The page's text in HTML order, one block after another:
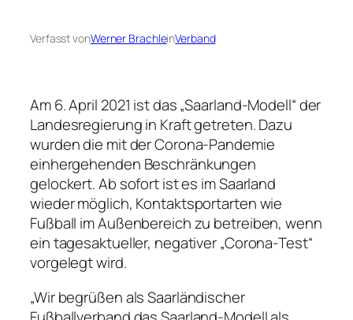
Verfasst vonWerner BrachleinVerband
Am 6. April 2021 ist das „Saarland-Modell“ der
Landesregierung in Kraft getreten. Dazu
wurden die mit der Corona-Pandemie
einhergehenden Beschränkungen
gelockert. Ab sofort ist es im Saarland
wieder möglich, Kontaktsportarten wie
Fußball im Außenbereich zu betreiben, wenn
ein tagesaktueller, negativer „Corona-Test“
vorgelegt wird.
„Wir begrüßen als Saarländischer